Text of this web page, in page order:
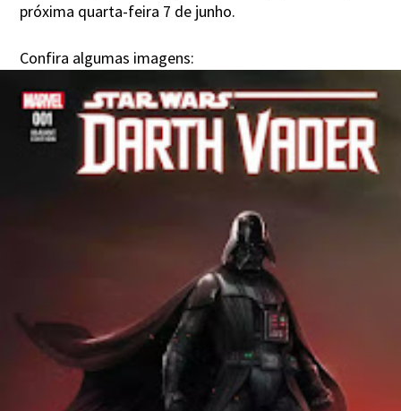
próxima quarta-feira 7 de junho.
Confira algumas imagens: